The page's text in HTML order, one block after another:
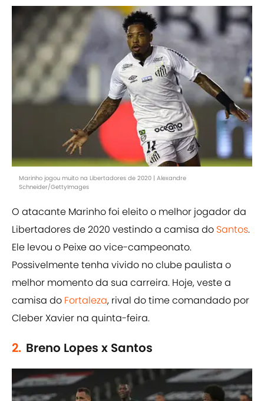
Marinho jogou muito na Libertadores de 2020 | Alexandre
Schneider/GettyImages
O atacante Marinho foi eleito o melhor jogador da
Libertadores de 2020 vestindo a camisa do Santos.
Ele levou o Peixe ao vice-campeonato.
Possivelmente tenha vivido no clube paulista o
melhor momento da sua carreira. Hoje, veste a
camisa do Fortaleza, rival do time comandado por
Cleber Xavier na quinta-feira.
2. Breno Lopes x Santos